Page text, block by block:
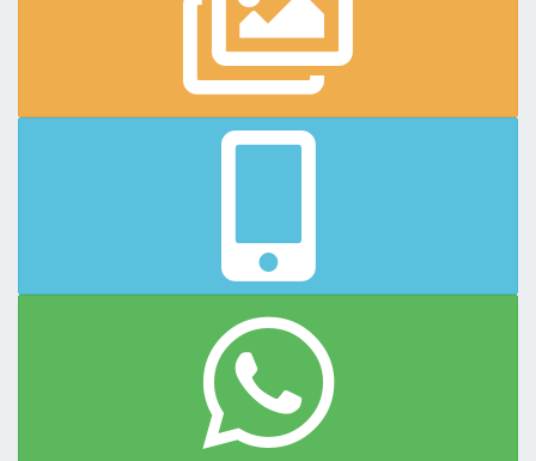
Servicio de Blanco (Recambio cada 3 dias), mucama.
Maravillosa unidad frente al mar!
Amplio y acogedor espacio de cocina-comedor-estar, cocina
Habitación con baño en suite, sommier de 2 1/2 plazas, TV LED de
Espacio para auto al frente.
Piscina compartida con las otras unidades.
Disponible toda la temporada.
Mucama y Servicio de blanco conrecambio cada 3 dias
La provisión de toallas y toallones son para uso exclusivo